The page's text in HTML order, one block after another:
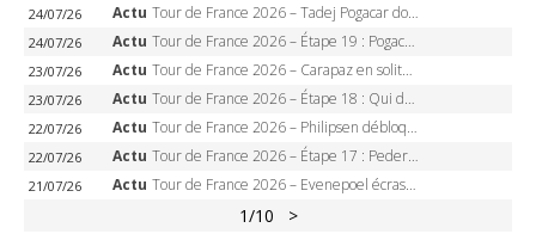
24/07/26 Actu Tour de France 2026 – Tadej Pogacar dompte l’Alpe d’Huez, 5e victoire, record de Pantani pulvérisé
24/07/26 Actu Tour de France 2026 – Étape 19 : Pogacar peut-il enfin dompter l’Alpe d’Huez ?
23/07/26 Actu Tour de France 2026 – Carapaz en solitaire à Orcières-Merlette, Paret-Peintre à un point du maillot à pois
23/07/26 Actu Tour de France 2026 – Étape 18 : Qui domptera Orcières-Merlette, première marche vers l’Alpe d’Huez ?
22/07/26 Actu Tour de France 2026 – Philipsen débloque son compteur à Voiron, Pedersen en danger pour le maillot vert
22/07/26 Actu Tour de France 2026 – Étape 17 : Pedersen peut-il verrouiller le maillot vert à Voiron ?
21/07/26 Actu Tour de France 2026 – Evenepoel écrase le chrono d’Évian, Seixas 4e, Lipowitz abandonne
1/10 >